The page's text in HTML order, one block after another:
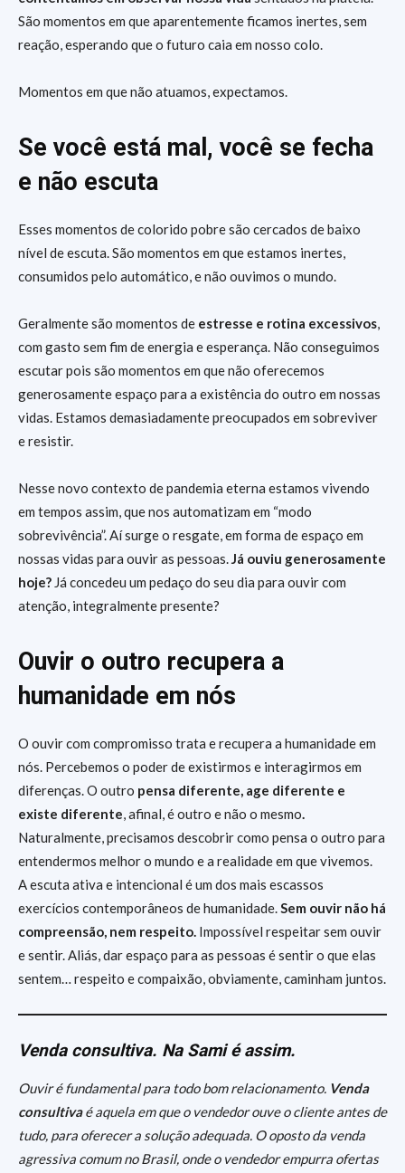
São momentos em que aparentemente ficamos inertes, sem
reação, esperando que o futuro caia em nosso colo.
Momentos em que não atuamos, expectamos.
Se você está mal, você se fecha
e não escuta
Esses momentos de colorido pobre são cercados de baixo
nível de escuta. São momentos em que estamos inertes,
consumidos pelo automático, e não ouvimos o mundo.
Geralmente são momentos de estresse e rotina excessivos,
com gasto sem fim de energia e esperança. Não conseguimos
escutar pois são momentos em que não oferecemos
generosamente espaço para a existência do outro em nossas
vidas. Estamos demasiadamente preocupados em sobreviver
e resistir.
Nesse novo contexto de pandemia eterna estamos vivendo
em tempos assim, que nos automatizam em “modo
sobrevivência”. Aí surge o resgate, em forma de espaço em
nossas vidas para ouvir as pessoas.Já ouviu generosamente
hoje? Já concedeu um pedaço do seu dia para ouvir com
atenção, integralmente presente?
Ouvir o outro recupera a
humanidade em nós
O ouvir com compromisso trata e recupera a humanidade em
nós. Percebemos o poder de existirmos e interagirmos em
diferenças. O outro pensa diferente, age diferente e
existe diferente, afinal, é outro e não o mesmo.
Naturalmente, precisamos descobrir como pensa o outro para
entendermos melhor o mundo e a realidade em que vivemos.
A escuta ativa e intencional é um dos mais escassos
exercícios contemporâneos de humanidade.Sem ouvir não há
compreensão, nem respeito. Impossível respeitar sem ouvir
e sentir. Aliás, dar espaço para as pessoas é sentir o que elas
sentem… respeito e compaixão, obviamente, caminham juntos.
Venda consultiva. Na Sami é assim.
Ouvir é fundamental para todo bom relacionamento. Venda
consultivaé aquela em que o vendedor ouve o cliente antes de
tudo, para oferecer a solução adequada. O oposto da venda
agressiva comum no Brasil, onde o vendedor empurra ofertas